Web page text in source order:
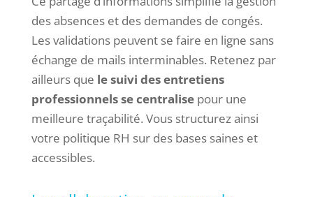
des absences et des demandes de congés.
Les validations peuvent se faire en ligne sans
échange de mails interminables. Retenez par
ailleurs que le suivi des entretiens
professionnels se centralisepour une
meilleure traçabilité. Vous structurez ainsi
votre politique RH sur des bases saines et
accessibles.